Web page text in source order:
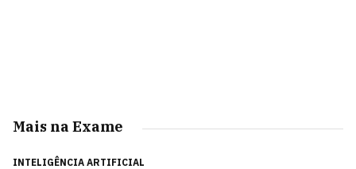
Mais na Exame
INTELIGÊNCIA ARTIFICIAL